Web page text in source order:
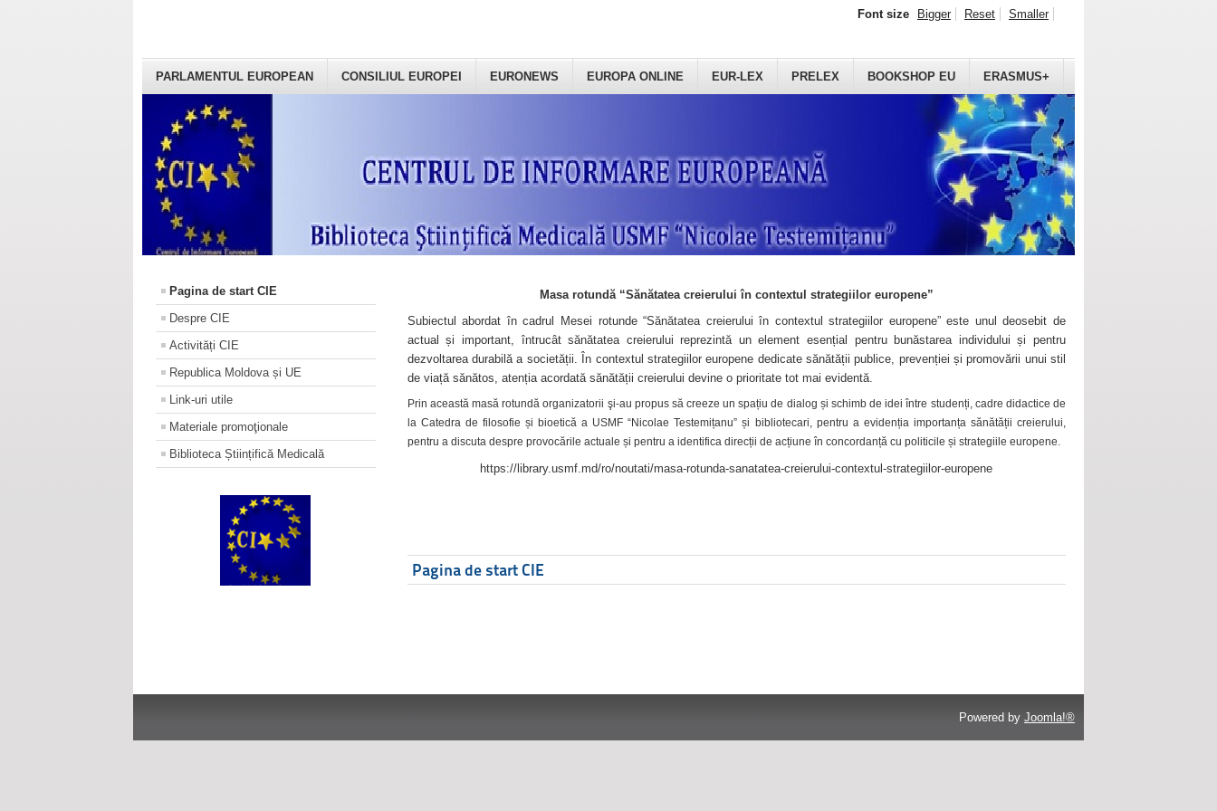
PARLAMENTUL EUROPEAN CONSILIUL EUROPEI EURONEWS EUROPA ONLINE EUR-LEX PRELEX BOOKSHOP EU ERASMUS+
Font size Bigger Reset Smaller
Pagina de start CIE
Despre CIE
Activități CIE
Republica Moldova și UE
Link-uri utile
Materiale promoţionale
Biblioteca Științifică Medicală
Masa rotundă “Sănătatea creierului în contextul strategiilor europene”
Subiectul abordat în cadrul Mesei rotunde “Sănătatea creierului în contextul strategiilor europene” este unul deosebit de
actual și important, întrucât sănătatea creierului reprezintă un element esențial pentru bunăstarea individului și pentru
dezvoltarea durabilă a societății. În contextul strategiilor europene dedicate sănătății publice, prevenției și promovării unui stil
de viață sănătos, atenția acordată sănătății creierului devine o prioritate tot mai evidentă.
Prin această masă rotundă organizatorii şi-au propus să creeze un spațiu de dialog și schimb de idei între studenți, cadre didactice de
la Catedra de filosofie și bioetică a USMF “Nicolae Testemițanu” și bibliotecari, pentru a evidenția importanța sănătății creierului,
pentru a discuta despre provocările actuale și pentru a identifica direcții de acțiune în concordanță cu politicile și strategiile europene.
https://library.usmf.md/ro/noutati/masa-rotunda-sanatatea-creierului-contextul-strategiilor-europene
Pagina de start CIE
Powered by Joomla!®